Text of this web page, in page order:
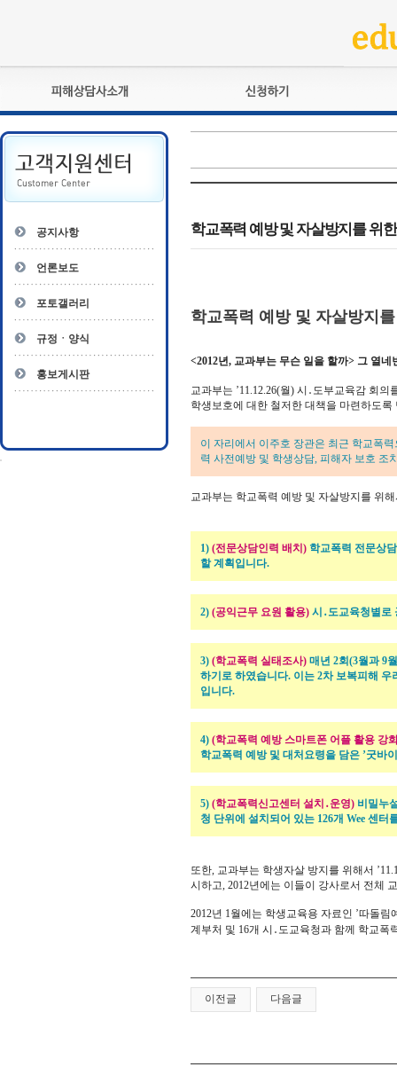
피해상담사란?
자격관리규정
상담사 자격증 확인
- 피해상담사 1급
- 전문수련감독자
- 전문수련기관
교육훈련
자격복원
공지사항
언론보도
포토갤러리
규정ㆍ양식
홍보게시판
학교폭력 예방 및 자살방지를 위
학교폭력 예방 및 자살방지
<2012년, 교과부는 무슨 일을 할까> 그 열
교과부는 ’11.12.26(월) 시․도부교육감 회
학생보호에 대한 철저한 대책을 마련하도
이 자리에서 이주호 장관은 최근 학교폭
력 사전예방 및 학생상담, 피해자 보호 조
교과부는 학교폭력 예방 및 자살방지를 위
1) (전문상담인력 배치) 학교폭력 전문상
할 계획입니다.
2) (공익근무 요원 활용) 시․도교육청별로
3) (학교폭력 실태조사) 매년 2회(3월과 9
하기로 하였습니다. 이는 2차 보복피해
입니다.
4) (학교폭력 예방 스마트폰 어플 활용 강
학교폭력 예방 및 대처요령을 담은 ’굿바
5) (학교폭력신고센터 설치․운영) 비밀누
청 단위에 설치되어 있는 126개 Wee 센
또한, 교과부는 학생자살 방지를 위해서
시하고, 2012년에는 이들이 강사로서 전체
2012년 1월에는 학생교육용 자료인 ’따돌
계부처 및 16개 시․도교육청과 함께 학교
이전글 다음글